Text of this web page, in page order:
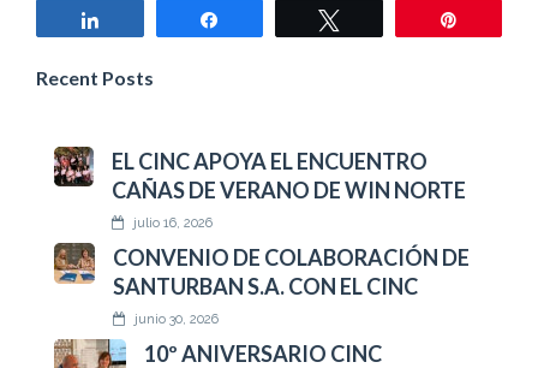
Recent Posts
EL CINC APOYA EL ENCUENTRO
CAÑAS DE VERANO DE WIN NORTE
julio 16, 2026
CONVENIO DE COLABORACIÓN DE
SANTURBAN S.A. CON EL CINC
junio 30, 2026
10º ANIVERSARIO CINC